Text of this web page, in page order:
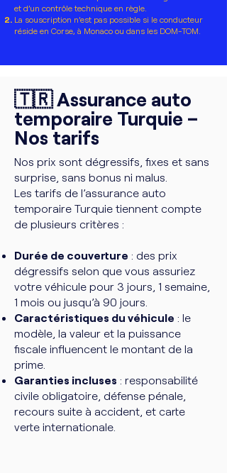
et d’un contrôle technique en règle.
La souscription n’est pas possible si le conducteur
réside en Corse, à Monaco ou dans les DOM-TOM.
🇹🇷 Assurance auto
temporaire Turquie –
Nos tarifs
Nos prix sont dégressifs, fixes et sans
surprise, sans bonus ni malus.
Les tarifs de l’assurance auto
temporaire Turquie tiennent compte
de plusieurs critères :
Durée de couverture : des prix
dégressifs selon que vous assuriez
votre véhicule pour 3 jours, 1 semaine,
1 mois ou jusqu’à 90 jours.
Caractéristiques du véhicule : le
modèle, la valeur et la puissance
fiscale influencent le montant de la
prime.
Garanties incluses : responsabilité
civile obligatoire, défense pénale,
recours suite à accident, et carte
verte internationale.